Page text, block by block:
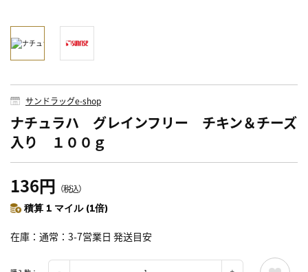
サンドラッグe-shop
ナチュラハ グレインフリー チキン＆チーズ
入り １００ｇ
136円 （税込）
積算 1 マイル (1倍)
在庫 通常：3-7営業日 発送目安